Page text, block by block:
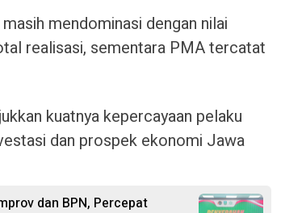
mendominasi dengan nilai
realisasi, sementara PMA tercatat
kuatnya kepercayaan pelaku
dan prospek ekonomi Jawa
dan BPN, Percepat